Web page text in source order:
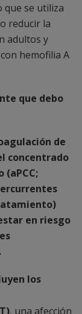
que se utiliza
reducir la
adultos y
hemofilia A
que debo
de
concentrado
en riesgo
los
, una afección